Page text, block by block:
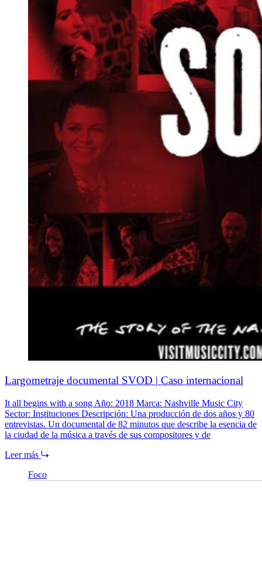
Largometraje documental SVOD | Caso internacional
It all begins with a song Año: 2018 Marca: Nashville Music City
Sector: Instituciones Descripción: Una producción de dos años y 80
entrevistas. Un documental de 82 minutos que describe la esencia de
la ciudad de la música a través de sus compositores y de
Leer más
Foco